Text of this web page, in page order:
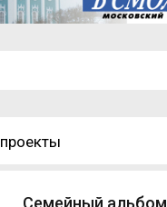
проекты
Семейный альбом